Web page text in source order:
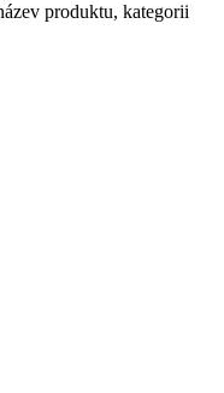
produktu, kategorii